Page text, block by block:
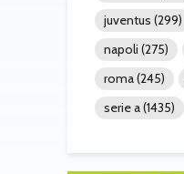
juventus (299)
napoli (275)
roma(245)
serie a(1435)